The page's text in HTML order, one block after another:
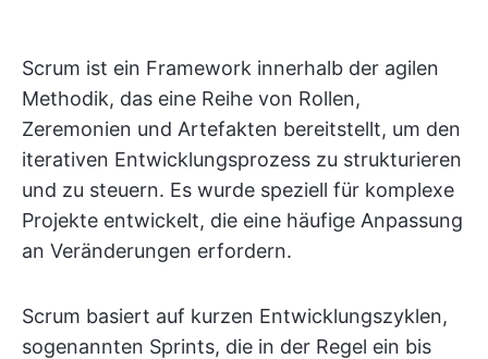
Scrum ist ein Framework innerhalb der agilen
Methodik, das eine Reihe von Rollen,
Zeremonien und Artefakten bereitstellt, um den
iterativen Entwicklungsprozess zu strukturieren
und zu steuern. Es wurde speziell für komplexe
Projekte entwickelt, die eine häufige Anpassung
an Veränderungen erfordern.
Scrum basiert auf kurzen Entwicklungszyklen,
sogenannten Sprints, die in der Regel ein bis